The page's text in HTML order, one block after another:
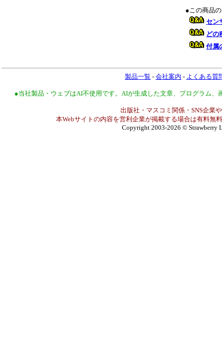
●この商品
セン
どの
付属
製品一覧 - 会社案内 - よくある質
●当社製品・ウェブはAI不使用です。AIが生成した文章、プログラム
出版社・マスコミ関係・SNS企業
本Webサイトの内容を営利企業が掲載する場合は有料無
Copyright 2003-2026 © Strawberry